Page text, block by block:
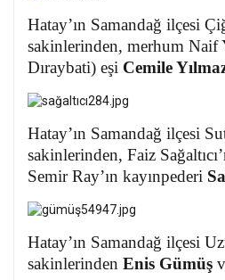
Hatay’ın Samandağ ilçesi
sakinlerinden, merhum Naif
Dıraybati) eşi Cemile
Hatay’ın Samandağ ilçesi
sakinlerinden, Faiz
Semir Ray’ın kayınpederi
Hatay’ın Samandağ ilçesi
sakinlerinden Enis Gümüş